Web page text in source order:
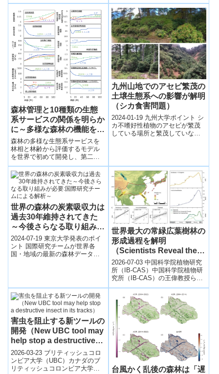
連邦工科大学（Swiss Federal I...
森林管理と10種類の生態
系サービスの関係を明らか
に～多様な森林の機能を過
去から未来へ広域評価～
森林の多様な生態系サービスを
林相と林齢から評価するモデル
を世界で初めて開発し、第二次
大戦後の生態系サービスの変遷
と、維持・向上方法を明らかに
した。
九州山地でのアセビ繁茂の
土壌生態系への影響が解明
（シカ食害問題）
2024-01-19 九州大学ポイント シ
カ不嗜好性植物のアセビが繁茂
している場所と繁茂していない
世界の森林の炭素吸収力は
過去30年維持されてきた
～今後さらなる取り組みが
必要:国際研究チームによ
る解析～
2024-07-19 東京大学発表のポイ
ント 国際研究チームが世界各
国・地域の最新の森林データを
世界最大の常緑広葉樹林の
形成過程を解明
（Scientists Reveal the
Assembly of the World’s
Largest Evergreen
Broadleaved Forest）
2026-07-03 中国科学院植物研究
所（IB-CAS）中国科学院植物研
究所（IB-CAS）の王偉教授らの
研究チームは、世界最大の常緑
広葉樹林である東アジア常...
害虫を阻止する新ツールの
開発（New UBC tool may
help stop a destructive
insect in its tracks）
2026-03-23 ブリティッシュコロ
ンビア大学（UBC）カナダのブ
リティッシュコロンビア大学
台風かく乱後の森林は「遅